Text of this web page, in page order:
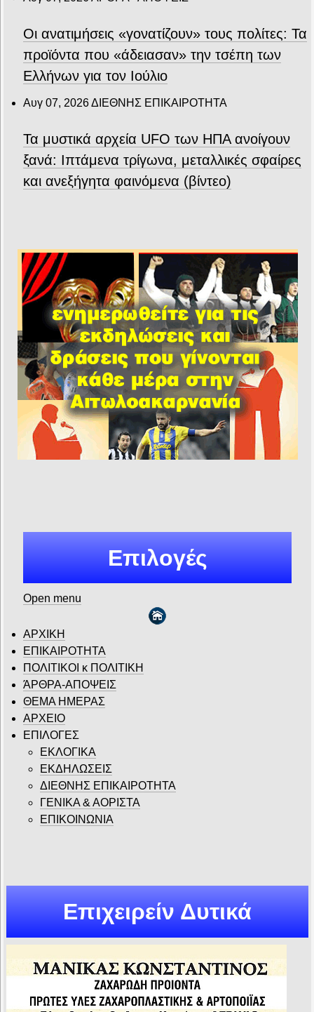
Οι ανατιμήσεις «γονατίζουν» τους πολίτες: Τα
προϊόντα που «άδειασαν» την τσέπη των
Ελλήνων για τον Ιούλιο
Αυγ 07, 2026ΔΙΕΘΝΗΣ ΕΠΙΚΑΙΡΟΤΗΤΑ
Τα μυστικά αρχεία UFO των ΗΠΑ ανοίγουν
ξανά: Ιπτάμενα τρίγωνα, μεταλλικές σφαίρες
και ανεξήγητα φαινόμενα (βίντεο)
Επιλογές
Open menu
ΑΡΧΙΚΗ
ΕΠΙΚΑΙΡΟΤΗΤΑ
ΠΟΛΙΤΙΚΟΙ κ ΠΟΛΙΤΙΚΗ
ΆΡΘΡΑ-ΑΠΟΨΕΙΣ
ΘΕΜΑ ΗΜΕΡΑΣ
ΑΡΧΕΙΟ
ΕΠΙΛΟΓΕΣ
ΕΚΛΟΓΙΚΑ
ΕΚΔΗΛΩΣΕΙΣ
ΔΙΕΘΝΗΣ ΕΠΙΚΑΙΡΟΤΗΤΑ
ΓΕΝΙΚΑ & ΑΟΡΙΣΤΑ
ΕΠΙΚΟΙΝΩΝΙΑ
Επιχειρείν Δυτικά